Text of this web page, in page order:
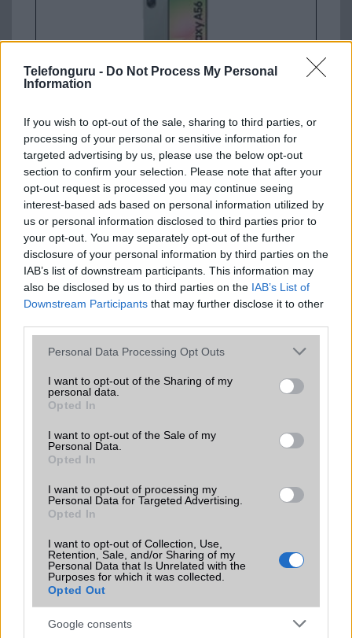
Telefonguru - Do Not Process My Personal
Information
If you wish to opt-out of the sale, sharing to third parties, or
processing of your personal or sensitive information for
targeted advertising by us, please use the below opt-out
section to confirm your selection. Please note that after your
opt-out request is processed you may continue seeing
interest-based ads based on personal information utilized by
us or personal information disclosed to third parties prior to
your opt-out. You may separately opt-out of the further
disclosure of your personal information by third parties on the
IAB’s list of downstream participants. This information may
also be disclosed by us to third parties on the IAB’s List of
Downstream Participants that may further disclose it to other
Please note that this website/app uses one or more Google
not limited to your visit or usage behaviour. You may click to
grant or deny consent to Google and its third-party tags to
use your data for below specified purposes in below Google
consent section.
Personal Data Processing Opt Outs
I want to opt-out of the Sharing of my
personal data.
Opted In
I want to opt-out of the Sale of my
Personal Data.
Opted In
I want to opt-out of processing my
Personal Data for Targeted Advertising.
Opted In
I want to opt-out of Collection, Use,
Retention, Sale, and/or Sharing of my
Personal Data that Is Unrelated with the
Purposes for which it was collected.
Opted Out
Google consents
112.000 Ft (új)
Samsung Galaxy S25 Ultra
Nelly GSM
245.000 Ft (használt)
Akciós a Honor Watch Magic